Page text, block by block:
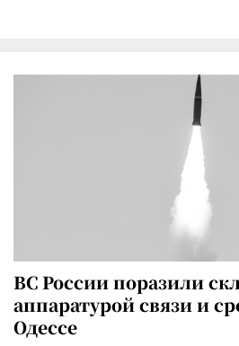
ВС России поразили
аппаратурой связи и
Одессе